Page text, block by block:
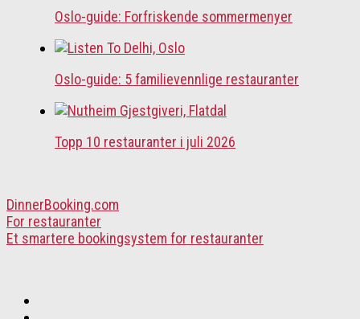
Oslo-guide: Forfriskende sommermenyer
Oslo-guide: 5 familievennlige restauranter
Topp 10 restauranter i juli 2026
DinnerBooking.com
For restauranter
Et smartere bookingsystem for restauranter